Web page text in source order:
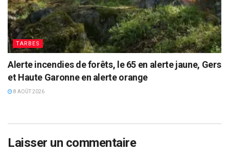
TARBES
Alerte incendies de forêts, le 65 en alerte jaune, Gers
et Haute Garonne en alerte orange
8 AOÛT 2026
Laisser un commentaire